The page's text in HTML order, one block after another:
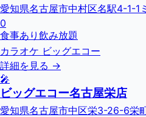
愛知県名古屋市中村区名駅4-1-1
0
食事あり 飲み放題
カラオケ ビッグエコー
詳細を見る →
🎤
ビッグエコー名古屋栄店
愛知県名古屋市中区栄3-26-6栄